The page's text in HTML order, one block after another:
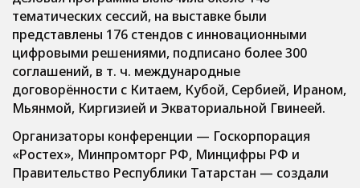
тематических сессий, на выставке были
представлены 176 стендов с инновационными
цифровыми решениями, подписано более 300
соглашений, в т. ч. международные
договорённости с Китаем, Кубой, Сербией, Ираном,
Мьянмой, Киргизией и Экваториальной Гвинеей.
Организаторы конференции — Госкорпорация
«Ростех», Минпромторг РФ, Минцифры РФ и
Правительство Республики Татарстан — создали